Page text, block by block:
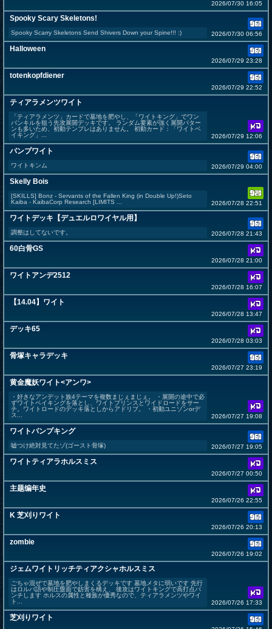
2026/07/30 16:05
Spooky Scary Skeletons!
Spooky Scarry Skeletons Send Shivers Down your Spine!!! :) 2026/07/30 06:56
Halloween
2026/07/29 23:28
totenkopfdiener
2026/07/29 22:52
ティアラメンツワイト
「ティアラメンツ」カードで墓地を肥やし、「ワイトキング」でワン
パンキルを狙う先攻展開デッキです。 ランダム要素が強く展開パター
ンも多いため、初動テンプレはありません。 初動カード：「ワイトベ
イキング」...
2026/07/29 12:06
パンプワイト
ワイトキンム 2026/07/29 04:00
Skelly Bois
[SKILLS] Bonz - Servants of the Fallen King (in Double Up!)Seto
Kaiba - KaibaCorp Research [LIMITS ...
2026/07/28 22:51
ワイトデッキ【デュエルロワイヤル用】
調整はしてないです。 2026/07/28 21:43
60白骨GS
2026/07/28 21:00
ワイトアンデ2512
2026/07/28 16:07
【14.04】ワイト
2026/07/28 13:47
デッキ65
2026/07/28 03:03
骨塚キャラデッキ
2026/07/27 23:19
黄金魔妖ワイト<アンワ>
・好きなアンデット族4テーマを複数まじぇまじぇ。 ・展開の途中で必
ずワイトベイキングを落とし、ワイトプリンスとワイドロードをサー
チ。ワイトロードのデッキ落としからアドリブ。 ・初動ユニゾンorデ
ス...
2026/07/27 19:08
ワイトパンプキング
嘘つけ絶対見てたゾ(ゴースト骨塚) 2026/07/27 19:05
ワイトティアラホルスミス
2026/07/27 00:50
主题编年史
2026/07/26 22:55
K 芝刈りワイト
2026/07/26 20:13
zombie
2026/07/26 19:02
ジェムワイトリッチティアクシャホルスミス
ごちゃ混ぜで墓地を肥やしまくるデッキです 墓地メタに弱いです 先行
はロルバ語や制圧盤面で妨害を構え、 後攻はワイトキングで高打点パ
ンチします ホルスの属性と種族が優秀なので、ティアラメンツやワイ
ト...
2026/07/26 17:33
芝刈りワイト